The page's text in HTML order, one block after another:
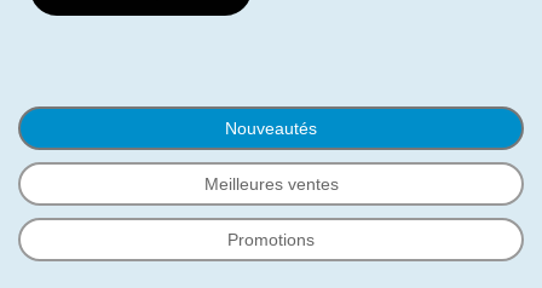
Nouveautés
Meilleures ventes
Promotions